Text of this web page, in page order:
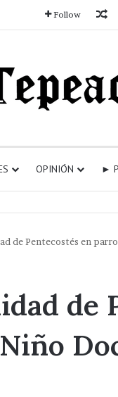
Follow
OPINIÓN ►
de Pentecostés en
de